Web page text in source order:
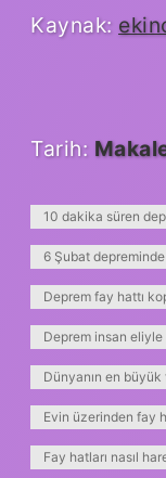
Kaynak:
Tarih:
10 dakika süren
6 Şubat depreminde
Deprem fay hattı
Deprem insan eliyle
Dünyanın en
Evin üzerinden fay
Fay hatları nasıl